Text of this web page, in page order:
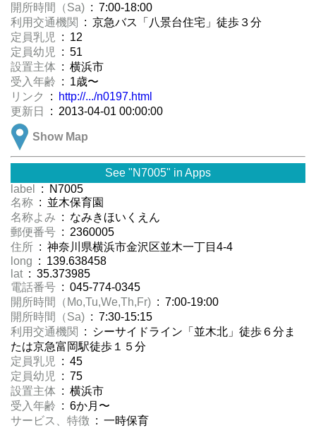
開所時間（Sa) : 7:00-18:00
利用交通機関
: 京急バス「八景台住宅」徒歩３分
定員乳児
: 12
定員幼児
: 51
設置主体 : 横浜市
受入年齢 : 1歳〜
リンク
:
http://.../n0197.html
更新日
: 2013-04-01 00:00:00
Show Map
See "N7005" in Apps
label
: N7005
名称 : 並木保育園
名称よみ : なみきほいくえん
郵便番号 : 2360005
住所 : 神奈川県横浜市金沢区並木一丁目4-4
long : 139.638458
lat : 35.373985
電話番号 : 045-774-0345
開所時間（Mo,Tu,We,Th,Fr) : 7:00-19:00
開所時間（Sa) : 7:30-15:15
利用交通機関
: シーサイドライン「並木北」徒歩６分ま
たは京急富岡駅徒歩１５分
定員乳児
: 45
定員幼児
: 75
設置主体 : 横浜市
受入年齢 : 6か月〜
サービス、特徴 : 一時保育